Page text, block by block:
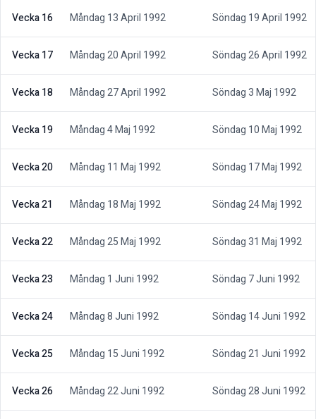
Vecka 16 Måndag 13 April 1992 Söndag 19 April 1992
Vecka 17 Måndag 20 April 1992 Söndag 26 April 1992
Vecka 18 Måndag 27 April 1992 Söndag 3 Maj 1992
Vecka 19 Måndag 4 Maj 1992 Söndag 10 Maj 1992
Vecka 20 Måndag 11 Maj 1992 Söndag 17 Maj 1992
Vecka 21 Måndag 18 Maj 1992 Söndag 24 Maj 1992
Vecka 22 Måndag 25 Maj 1992 Söndag 31 Maj 1992
Vecka 23 Måndag 1 Juni 1992 Söndag 7 Juni 1992
Vecka 24 Måndag 8 Juni 1992 Söndag 14 Juni 1992
Vecka 25 Måndag 15 Juni 1992 Söndag 21 Juni 1992
Vecka 26 Måndag 22 Juni 1992 Söndag 28 Juni 1992